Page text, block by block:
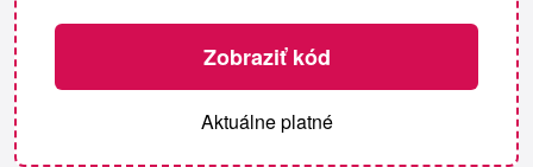
Zobraziť kód
Aktuálne platné